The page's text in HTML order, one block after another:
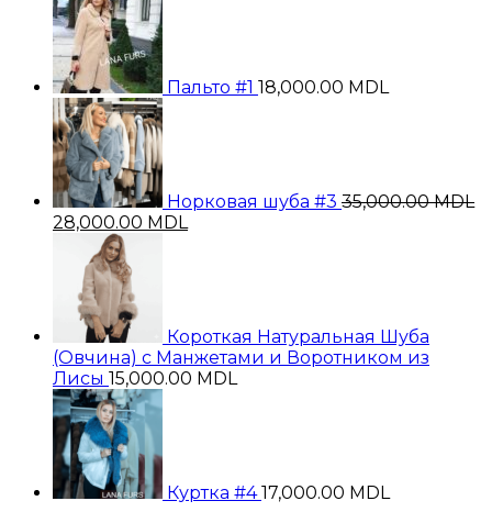
Пальто #1 18,000.00 MDL
Норковая шуба #3 35,000.00MDL
Первоначальная
составляла
35,000.00 MDL.
28,000.00 MDL
Короткая Натуральная Шуба
(Овчина) с Манжетами и Воротником из
Лисы 15,000.00 MDL
Куртка #4 17,000.00 MDL